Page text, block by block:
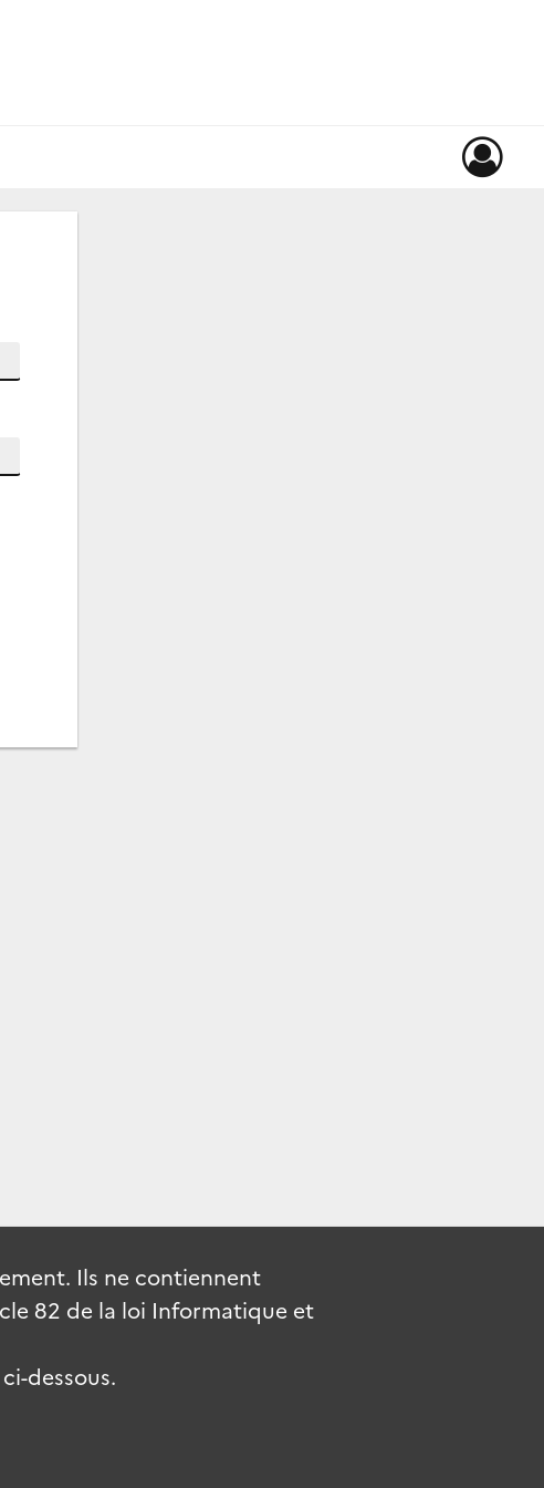
Ils ne contiennent
82 de la loi Informatique et
dessous.